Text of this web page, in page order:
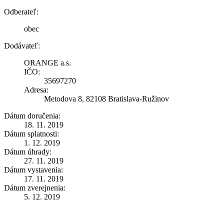
Odberateľ:
obec
Dodávateľ:
ORANGE a.s.
IČO:
35697270
Adresa:
Metodova 8, 82108 Bratislava-Ružinov
Dátum doručenia:
18. 11. 2019
Dátum splatnosti:
1. 12. 2019
Dátum úhrady:
27. 11. 2019
Dátum vystavenia:
17. 11. 2019
Dátum zverejnenia:
5. 12. 2019